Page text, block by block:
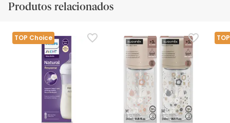
Produtos relacionados
TOP Choice